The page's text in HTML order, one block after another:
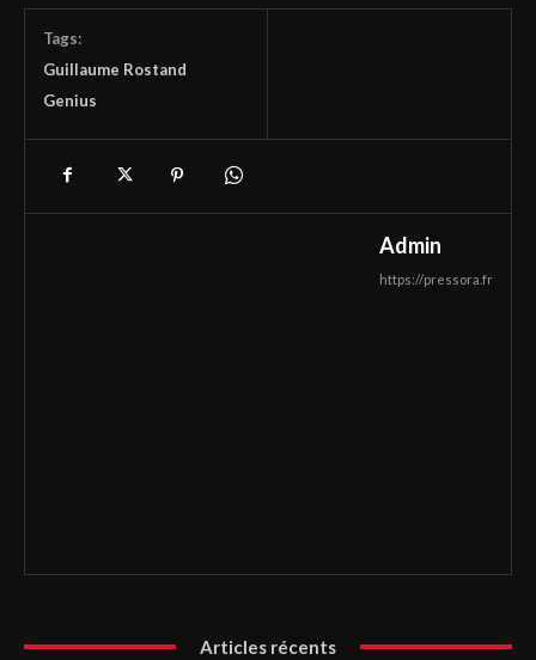
Tags:
Guillaume Rostand
Genius
Admin
https://pressora.fr
Articles récents